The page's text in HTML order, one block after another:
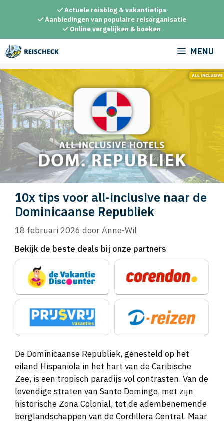
inhoud
Actuele reisblog & vakantietips
Aanbiedingen van populaire reisorganisatie
Online vergelijken & boeken
MENU
10x tips voor all-inclusive naar de
Dominicaanse Republiek
18 februari 2026 doorAnne-Wil
Bekijk de beste deals bij onze partners
De Dominicaanse Republiek, genesteld op het
eiland Hispaniola in het hart van de Caribische
Zee, is een tropisch paradijs vol contrasten. Van de
levendige straten van Santo Domingo, met zijn
historische Zona Colonial, tot de adembenemende
berglandschappen van de Cordillera Central. Maar